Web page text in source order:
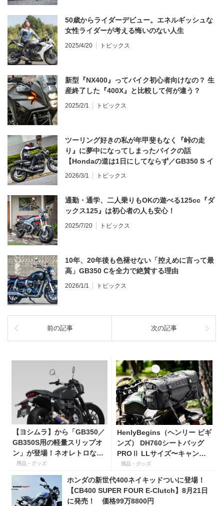
50歳からライダーデビュー。エネルギッシュな
女性ライダーが考える悔いのない人生
2025/4/20 トピックス
新型『NX400』ってバイク初心者向けなの？ 生
産終了した『400X』と比較して何が違う？
2025/2/1 トピックス
ツーリング好きの私が年甲斐もなく『峠の走
り』に夢中になってしまったバイクの話
【Hondaの道は1日にしてならず／GB350 S イ
ンプレ・レビュー 前編】
2026/3/1 トピックス
通勤・通学、二人乗りもOKの遊べる125cc『ダ
ックス125』は初心者の人も安心！
2025/7/20 トピックス
10年、20年後も色褪せない「控えめに言って最
高」GB350 Cを全力で絶賛する理由
2026/1/1 トピックス
前の記事 次の記事
【ヨシムラ】から「GB350／
GB350S用の軽量スリップオ
ン」が登場！ネオレトロなバ
イクにスポーティな個性を与
える！
用品・グッズ
HenlyBegins（ヘンリー ビギ
ンズ） DH760シートバッグ
PROⅡ LLサイズ〜キャンプ
ツーリングにも安心の大容量
用品・グッズ
ホンダの新世代400ネイキッドついに登場！
【CB400 SUPER FOUR E-Clutch】8月21日
に発売！ 価格99万8800円